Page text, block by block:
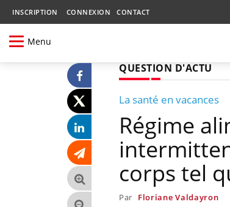
INSCRIPTION CONNEXION CONTACT
Menu
QUESTION D'ACTU
La santé en vacances
Régime
corps tel
Par Floriane Valdayron